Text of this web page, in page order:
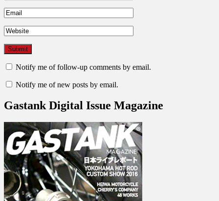
Notify me of follow-up comments by email.
Notify me of new posts by email.
Gastank Digital Issue Magazine